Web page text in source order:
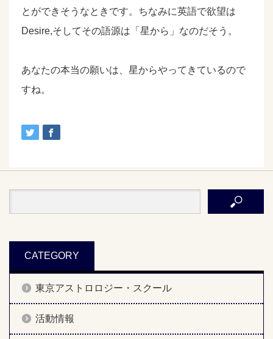
とができそうなときです。ちなみに英語で欲望は
Desire,そしてその語源は「星から」なのだそう。
あなたの本当の願いは、星からやってきているので
すね。
CATEGORY
東京アストロロジー・スクール
活動情報